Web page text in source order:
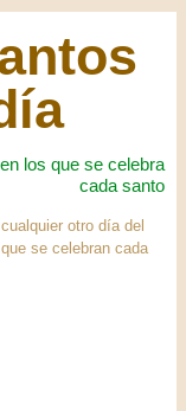
los que se celebra
cada santo
otro día del
se celebran cada